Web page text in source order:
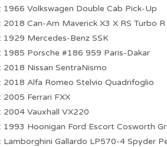
1966 Volkswagen Double Cab Pick-Up
2018 Can-Am Maverick X3 X RS Turbo R
1929 Mercedes-Benz SSK
1985 Porsche #186 959 Paris-Dakar
2018 Nissan SentraNismo
2018 Alfa Romeo Stelvio Quadrifoglio
2005 Ferrari FXX
2004 Vauxhall VX220
1993 Hoonigan Ford Escort Cosworth
Lamborghini Gallardo LP570-4 Spyder